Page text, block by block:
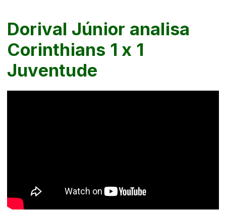
Dorival Júnior analisa
Corinthians 1 x 1
Juventude